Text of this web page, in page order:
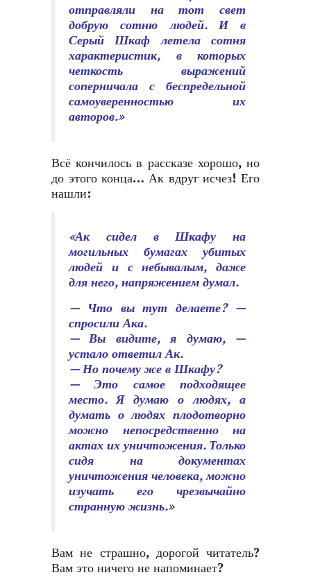
отправляли на тот свет
добрую сотню людей. И в
Серый Шкаф летела сотня
характеристик, в которых
четкость выражений
соперничала с беспредельной
самоуверенностью их
авторов.»
Всё кончилось в рассказе хорошо, но
до этого конца… Ак вдруг исчез! Его
нашли:
«Ак сидел в Шкафу на
могильных бумагах убитых
людей и с небывалым, даже
для него, напряжением думал.
— Что вы тут делаете? —
спросили Ака.
— Вы видите, я думаю, —
устало ответил Ак.
— Но почему же в Шкафу?
— Это самое подходящее
место. Я думаю о людях, а
думать о людях плодотворно
можно непосредственно на
актах их уничтожения. Только
сидя на документах
уничтожения человека, можно
изучать его чрезвычайно
странную жизнь.»
Вам не страшно, дорогой читатель?
Вам это ничего не напоминает?